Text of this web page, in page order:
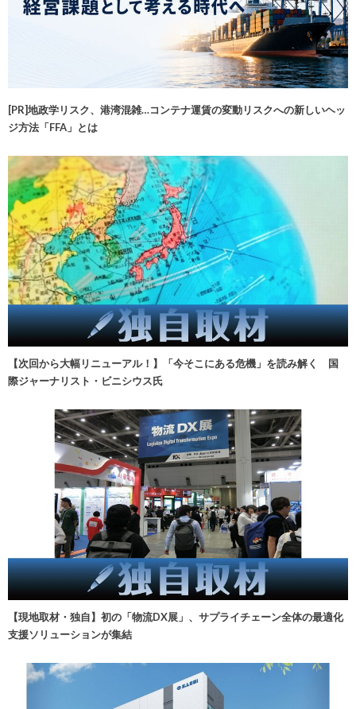
[PR]地政学リスク、港湾混雑…コンテナ運賃の変動リスクへの新しいヘッ
ジ方法「FFA」とは
【次回から大幅リニューアル！】「今そこにある危機」を読み解く 国
際ジャーナリスト・ビニシウス氏
【現地取材・独自】初の「物流DX展」、サプライチェーン全体の最適化
支援ソリューションが集結